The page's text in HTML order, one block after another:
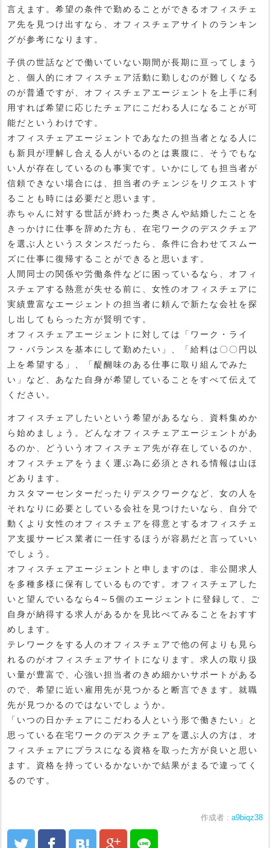
言えます。希望の条件で勤めることができるオフィスチェ
ア先を見つけ出すなら、オフィスチェアサイトのランキン
グが参考になります。
子供の世話などで働いていない期間が長期に亘ってしまう
と、個人的にオフィスチェア活動に勤しむのが難しくなる
のが普通ですが、オフィスチェアエージェントを上手に利
用すれば希望に応じたチェアにこだわる人になることが可
能だというわけです。
オフィスチェアエージェントであなたの担当者となる人に
も新貝が理解し合える人がいるのとは裏腹に、そうでもな
い人が存在しているのも事実です。いかにしても担当者が
信頼できない場合には、担当者のチェンジをリクエストす
ることも時には必要だと思います。
赤ちゃんに対する世話が終わった奥さんや結婚したことを
きっかけに仕事を辞めた方も、在宅ワークのデスクチェア
を選ぶ人というスタンスだったら、条件に合わせてスムー
ズに仕事に復帰することができると思います。
人間同士の関係や労働条件などに困っているなら、オフィ
スチェアする熱意が失せる前に、女性のオフィスチェアに
実績豊富なエージェントの担当者に頼んで新たな会社を探
し出してもらった方が賢明です。
オフィスチェアエージェントに対しては「ワーク・ライ
フ・バランスを基本にして勤めたい」、「給料は〇〇円以
上を希望する」、「醍醐味のある仕事に取り組んでみた
い」など、あなた自身が希望していることをすべて伝えて
ください。
オフィスチェアしたいという希望があるなら、資料集めか
ら始めましょう。どんなオフィスチェアエージェントがあ
るのか、どういうオフィスチェア先が存在しているのか、
オフィスチェアをうまく運ぶ為に必須とされる情報は山ほ
どあります。
カスタマーセンターだったりデスクワークなど、女の人を
それなりに必要としている会社を見つけたいなら、自分で
動くより女性のオフィスチェアを得意とするオフィスチェ
ア支援サービス業者に一任するほうが容易だと言っていい
でしょう。
オフィスチェアエージェントと申しますのは、非公開求人
を多種多様に保有しているものです。オフィスチェアした
いと望んでいるなら4～5個のエージェントに登録して、ご
自身が納得する求人があるかを見比べてみることをおすす
めします。
テレワークをする人のオフィスチェアで他の何よりも見ら
れるのがオフィスチェアサイトになります。求人の取り扱
い量が豊富で、心強い担当者のきめ細かいサポートがある
ので、希望に近い雇用先が見つかると断言できます。就職
先が見つかるのではないでしょうか。
「いつの日かチェアにこだわる人という形で働きたい」と
思っている在宅ワークのデスクチェアを選ぶ人の方は、オ
フィスチェアにプラスになる資格を取った方が良いと思い
ます。資格を持っているかないかで結果がまるで違ってく
るのです。
作成者 : a9biqz38